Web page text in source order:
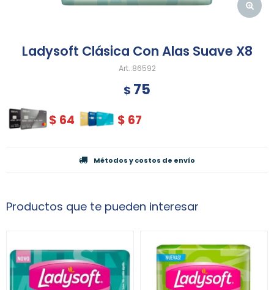
Ladysoft Clásica Con Alas Suave X8
86592
$ 75
$ 64 $ 67
Métodos y costos de envío
Productos que te pueden interesar